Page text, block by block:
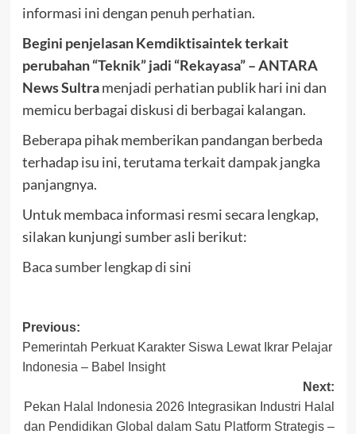
informasi ini dengan penuh perhatian.
Begini penjelasan Kemdiktisaintek terkait
perubahan “Teknik” jadi “Rekayasa” – ANTARA
News Sultramenjadi perhatian publik hari ini dan
memicu berbagai diskusi di berbagai kalangan.
Beberapa pihak memberikan pandangan berbeda
terhadap isu ini, terutama terkait dampak jangka
panjangnya.
Untuk membaca informasi resmi secara lengkap,
silakan kunjungi sumber asli berikut:
Baca sumber lengkap di sini
Post
navigation
Previous:
Pemerintah Perkuat Karakter Siswa Lewat Ikrar Pelajar
Indonesia – Babel Insight
Next:
Pekan Halal Indonesia 2026 Integrasikan Industri Halal
dan Pendidikan Global dalam Satu Platform Strategis –